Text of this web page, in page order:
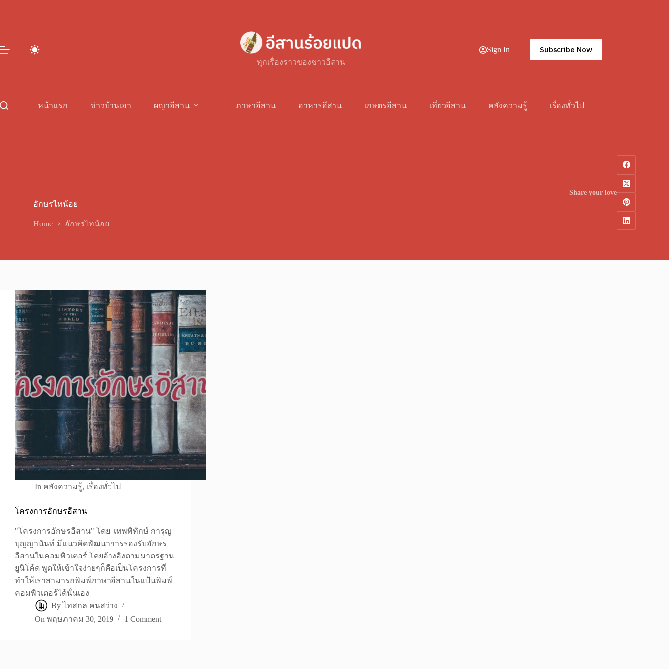
ทุกเรื่องราวของชาวอีสาน
Sign In Subscribe Now
หน้าแรก ข่าวบ้านเฮา ผญาอีสาน ภาษาอีสาน อาหารอีสาน เกษตรอีสาน เที่ยวอีสาน คลังความรู้ เรื่องทั่วไป
อักษรไทน้อย
Home อักษรไทน้อย
Share your love
In คลังความรู้, เรื่องทั่วไป
โครงการอักษรอีสาน
"โครงการอักษรอีสาน" โดย เทพพิทักษ์ การุญ
บุญญานันท์ มีแนวคิดพัฒนาการรองรับอักษร
อีสานในคอมพิวเตอร์ โดยอ้างอิงตามมาตรฐาน
ยูนิโค้ด พูดให้เข้าใจง่ายๆก็คือเป็นโครงการที่
ทำให้เราสามารถพิมพ์ภาษาอีสานในแป้นพิมพ์
คอมพิวเตอร์ได้นั่นเอง
By ไทสกล คนสว่าง
On พฤษภาคม 30, 2019 1 Comment